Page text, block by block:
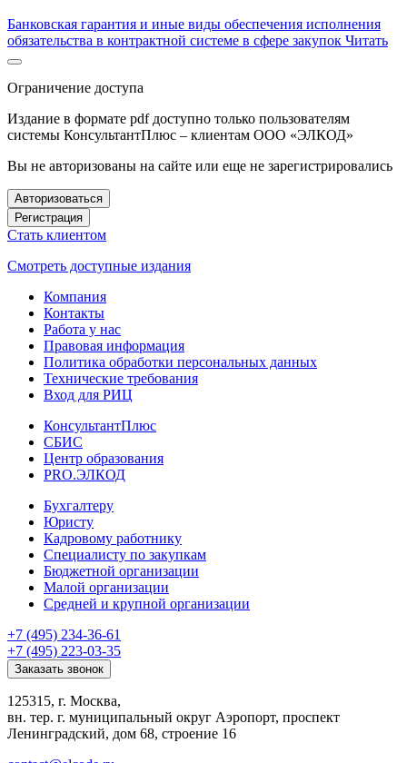
Банковская гарантия и иные виды обеспечения исполнения
обязательства в контрактной системе в сфере закупок Читать
Ограничение доступа
Издание в формате pdf доступно только пользователям
системы КонсультантПлюс – клиентам ООО «ЭЛКОД»
Вы не авторизованы на сайте или еще не зарегистрировались
Авторизоваться
Регистрация
Стать клиентом
Смотреть доступные издания
Компания
Контакты
Работа у нас
Правовая информация
Политика обработки персональных данных
Технические требования
Вход для РИЦ
КонсультантПлюс
СБИС
Центр образования
PRO.ЭЛКОД
Бухгалтеру
Юристу
Кадровому работнику
Специалисту по закупкам
Бюджетной организации
Малой организации
Средней и крупной организации
+7 (495) 234-36-61
+7 (495) 223-03-35
Заказать звонок
125315, г. Москва,
вн. тер. г. муниципальный округ Аэропорт, проспект
Ленинградский, дом 68, строение 16